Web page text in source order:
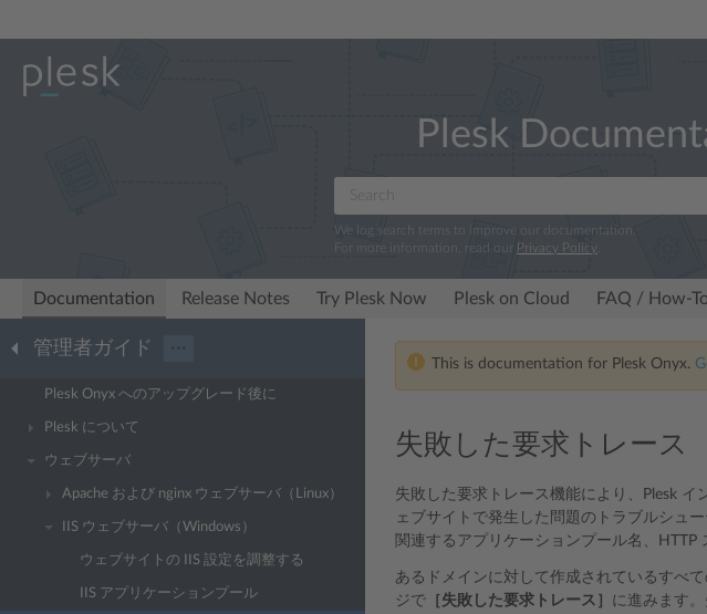
Plesk
We log search terms to improve our documentation.
For more information, read our Privacy Policy
Documentation Release Notes Try Plesk Now Plesk on Cloud FAQ / How-To
管理者ガイド ···
Plesk Onyx へのアップグレード後に
Plesk について
ウェブサーバ
Apache および nginx ウェブサーバ（Linux）
IIS ウェブサーバ（Windows）
ウェブサイトの IIS 設定を調整する
IIS アプリケーションプール
This is documentation for Plesk Onyx.
失敗した要求トレース
失敗した要求トレース機能により、Plesk
ェブサイトで発生した問題のトラブルシュ
関連するアプリケーションプール名、HTTP
あるドメインに対して作成されているすべ
ジで ［失敗した要求トレース］ に進みます